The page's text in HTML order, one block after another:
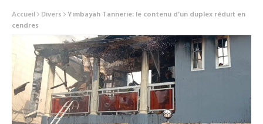
Accueil Divers Yimbayah Tannerie: le contenu d’un duplex réduit en
cendres